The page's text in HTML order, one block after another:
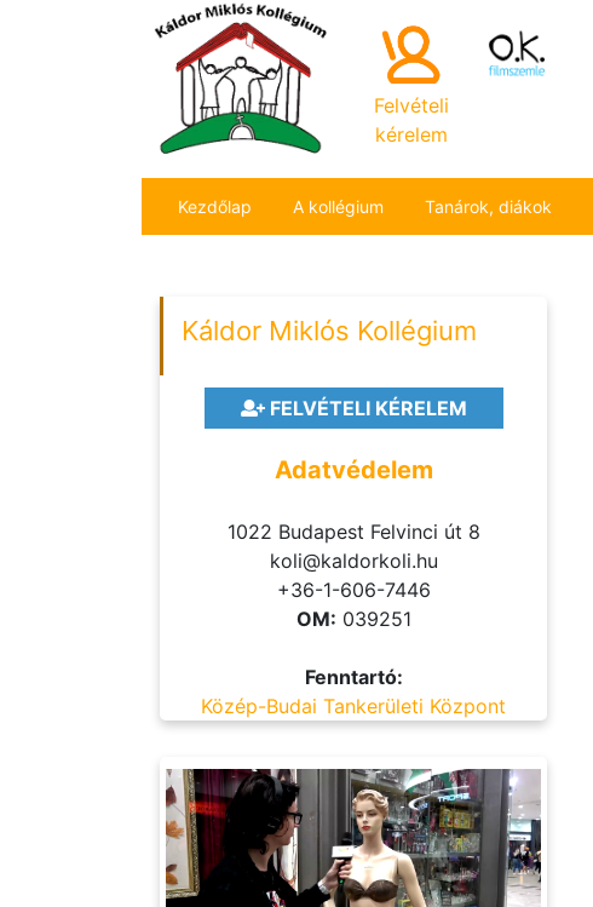
Felvételi
kérelem
Kezdőlap A kollégium Tanárok, diákok
Káldor Miklós Kollégium
FELVÉTELI KÉRELEM
Adatvédelem
1022 Budapest Felvinci út 8
koli@kaldorkoli.hu
+36-1-606-7446
OM: 039251
Fenntartó:
Közép-Budai Tankerületi Központ